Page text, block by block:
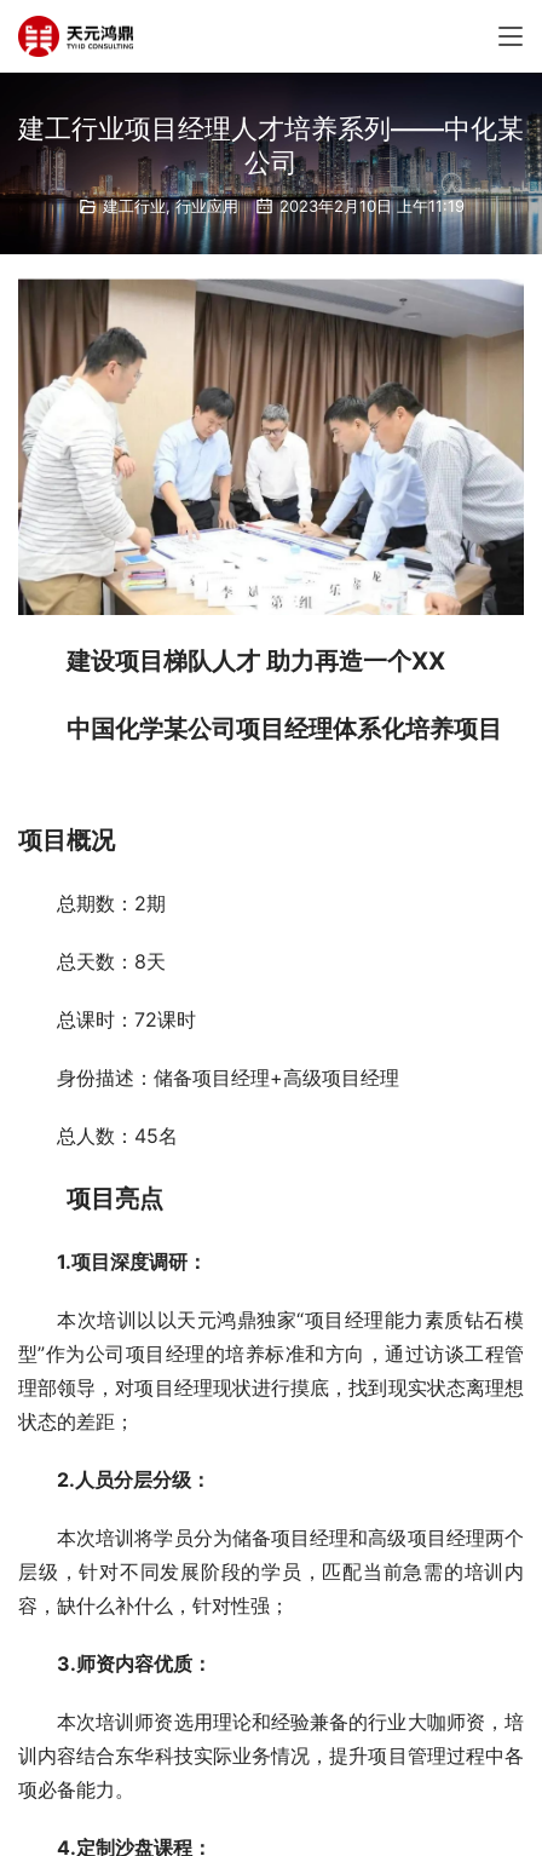
建工行业项目经理人才培养系列——中化某
公司
建工行业,行业应用 2023年2月10日 上午11:19
建设项目梯队人才 助力再造一个XX
中国化学某公司项目经理体系化培养项目
项目概况
总期数：2期
总天数：8天
总课时：72课时
身份描述：储备项目经理+高级项目经理
总人数：45名
项目亮点
1.项目深度调研：
本次培训以以天元鸿鼎独家“项目经理能力素质钻石模
型”作为公司项目经理的培养标准和方向，通过访谈工程管
理部领导，对项目经理现状进行摸底，找到现实状态离理想
状态的差距；
2.人员分层分级：
本次培训将学员分为储备项目经理和高级项目经理两个
层级，针对不同发展阶段的学员，匹配当前急需的培训内
容，缺什么补什么，针对性强；
3.师资内容优质：
本次培训师资选用理论和经验兼备的行业大咖师资，培
训内容结合东华科技实际业务情况，提升项目管理过程中各
项必备能力。
4.定制沙盘课程：